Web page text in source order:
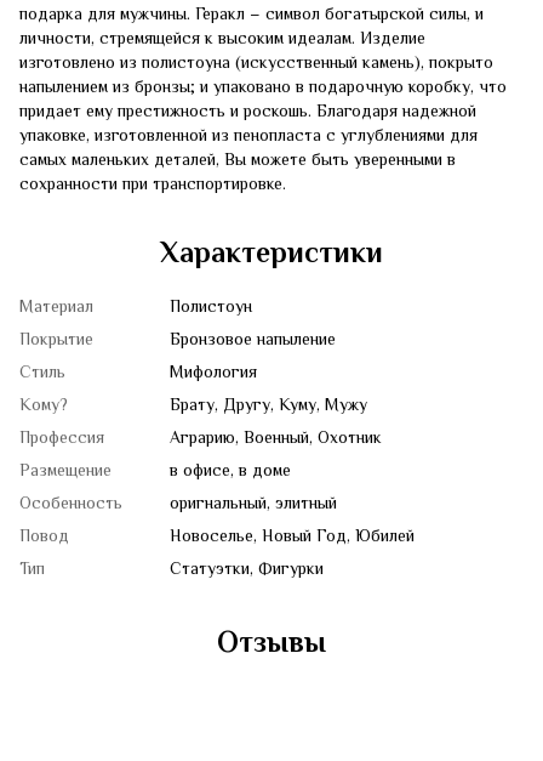
подарка для мужчины. Геракл – символ богатырской силы, и
личности, стремящейся к высоким идеалам. Изделие
изготовлено из полистоуна (искусственный камень), покрыто
напылением из бронзы; и упаковано в подарочную коробку, что
придает ему престижность и роскошь. Благодаря надежной
упаковке, изготовленной из пенопласта с углублениями для
самых маленьких деталей, Вы можете быть уверенными в
сохранности при транспортировке.
Характеристики
Материал
Полистоун
Покрытие
Бронзовое напыление
Стиль
Мифология
Кому?
Брату, Другу, Куму, Мужу
Профессия
Аграрию, Военный, Охотник
Размещение
в офисе, в доме
Особенность
оригнальный, элитный
Повод
Новоселье, Новый Год, Юбилей
Тип
Статуэтки, Фигурки
Отзывы